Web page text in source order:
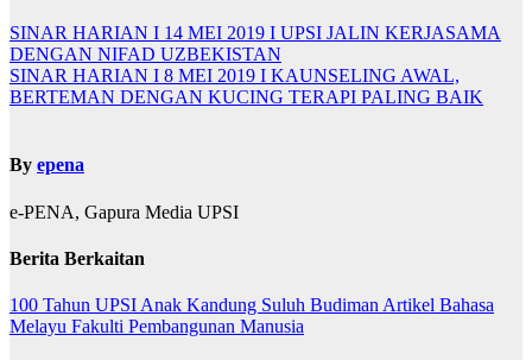
SINAR HARIAN I 14 MEI 2019 I UPSI JALIN KERJASAMA
DENGAN NIFAD UZBEKISTAN
SINAR HARIAN I 8 MEI 2019 I KAUNSELING AWAL,
BERTEMAN DENGAN KUCING TERAPI PALING BAIK
By epena
e-PENA, Gapura Media UPSI
Berita Berkaitan
100 Tahun UPSI Anak Kandung Suluh Budiman Artikel Bahasa
Melayu Fakulti Pembangunan Manusia